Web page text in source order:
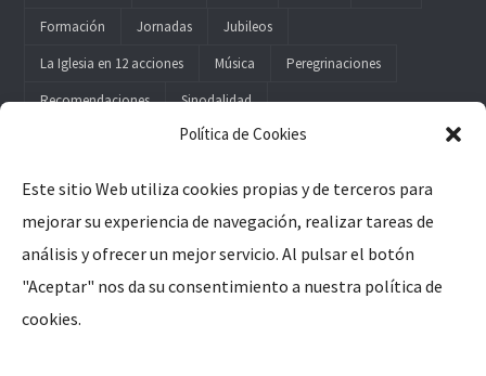
Política de Cookies
Este sitio Web utiliza cookies propias y de terceros para
mejorar su experiencia de navegación, realizar tareas de
análisis y ofrecer un mejor servicio. Al pulsar el botón
"Aceptar" nos da su consentimiento a nuestra política de
cookies.
Formación
Jornadas
Jubileos
La Iglesia en 12 acciones
Música
Peregrinaciones
Recomendaciones
Sinodalidad
Legal
Aviso Legal
Política de Privacidad